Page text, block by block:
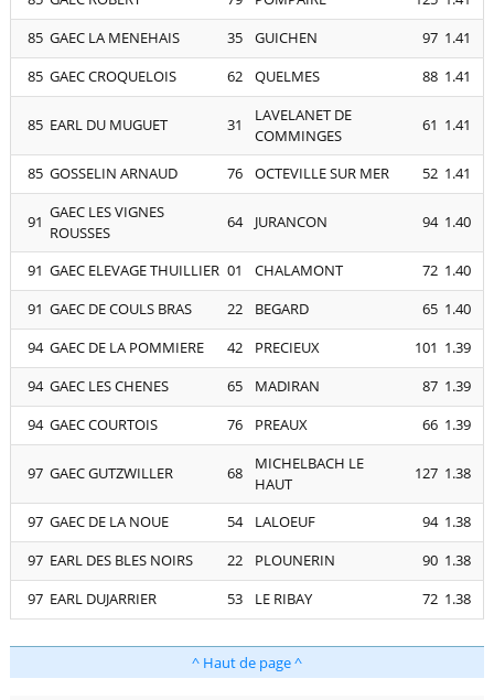
85 GAEC LA MENEHAIS 35 GUICHEN 97 1.41
85 GAEC CROQUELOIS 62 QUELMES 88 1.41
85 EARL DU MUGUET 31
LAVELANET DE
COMMINGES
61 1.41
85 GOSSELIN ARNAUD 76 OCTEVILLE SUR MER 52 1.41
91 GAEC LES VIGNES
ROUSSES
64 JURANCON 94 1.40
91 GAEC ELEVAGE THUILLIER 01 CHALAMONT 72 1.40
91 GAEC DE COULS BRAS 22 BEGARD 65 1.40
94 GAEC DE LA POMMIERE 42 PRECIEUX 101 1.39
94 GAEC LES CHENES 65 MADIRAN 87 1.39
94 GAEC COURTOIS 76 PREAUX 66 1.39
97 GAEC GUTZWILLER 68
MICHELBACH LE
HAUT
127 1.38
97 GAEC DE LA NOUE 54 LALOEUF 94 1.38
97 EARL DES BLES NOIRS 22 PLOUNERIN 90 1.38
97 EARL DUJARRIER 53 LE RIBAY 72 1.38
^ Haut de page ^